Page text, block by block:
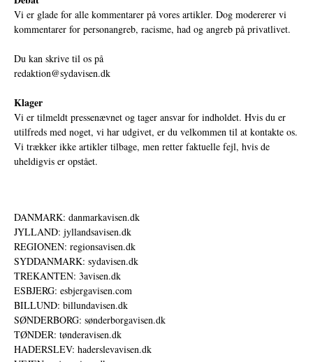
Vi er glade for alle kommentarer på vores artikler. Dog modererer vi
kommentarer for personangreb, racisme, had og angreb på privatlivet.
Du kan skrive til os på
redaktion@sydavisen.dk
Klager
Vi er tilmeldt pressenævnet og tager ansvar for indholdet. Hvis du er
utilfreds med noget, vi har udgivet, er du velkommen til at kontakte os.
Vi trækker ikke artikler tilbage, men retter faktuelle fejl, hvis de
uheldigvis er opstået.
DANMARK: danmarkavisen.dk
JYLLAND: jyllandsavisen.dk
REGIONEN: regionsavisen.dk
SYDDANMARK: sydavisen.dk
TREKANTEN: 3avisen.dk
ESBJERG: esbjergavisen.com
BILLUND: billundavisen.dk
SØNDERBORG: sønderborgavisen.dk
TØNDER: tønderavisen.dk
HADERSLEV: haderslevavisen.dk